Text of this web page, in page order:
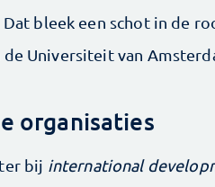
bleek een schot in de
Universiteit van
organisaties
bij international